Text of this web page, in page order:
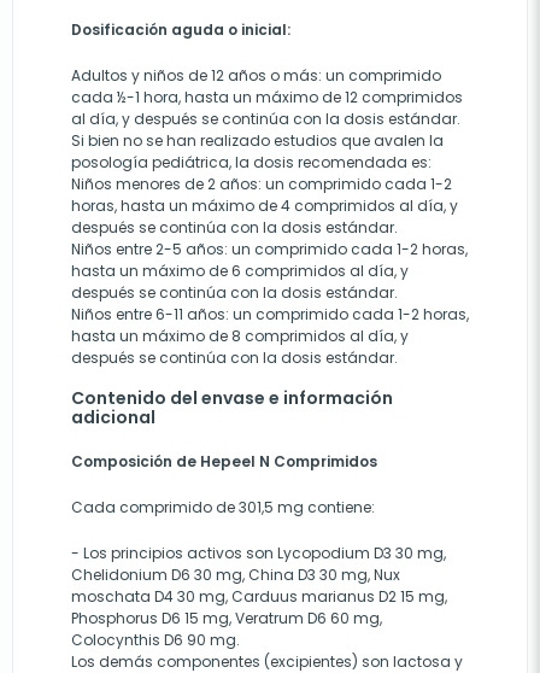
Dosificación aguda o inicial:
Adultos y niños de 12 años o más: un comprimido
cada ½-1 hora, hasta un máximo de 12 comprimidos
al día, y después se continúa con la dosis estándar.
Si bien no se han realizado estudios que avalen la
posología pediátrica, la dosis recomendada es:
Niños menores de 2 años: un comprimido cada 1-2
horas, hasta un máximo de 4 comprimidos al día, y
después se continúa con la dosis estándar.
Niños entre 2-5 años: un comprimido cada 1-2 horas,
hasta un máximo de 6 comprimidos al día, y
después se continúa con la dosis estándar.
Niños entre 6-11 años: un comprimido cada 1-2 horas,
hasta un máximo de 8 comprimidos al día, y
después se continúa con la dosis estándar.
Contenido del envase e información
adicional
Composición de Hepeel N Comprimidos
Cada comprimido de 301,5 mg contiene:
- Los principios activos son Lycopodium D3 30 mg,
Chelidonium D6 30 mg, China D3 30 mg, Nux
moschata D4 30 mg, Carduus marianus D2 15 mg,
Phosphorus D6 15 mg, Veratrum D6 60 mg,
Colocynthis D6 90 mg.
Los demás componentes (excipientes) son lactosa y